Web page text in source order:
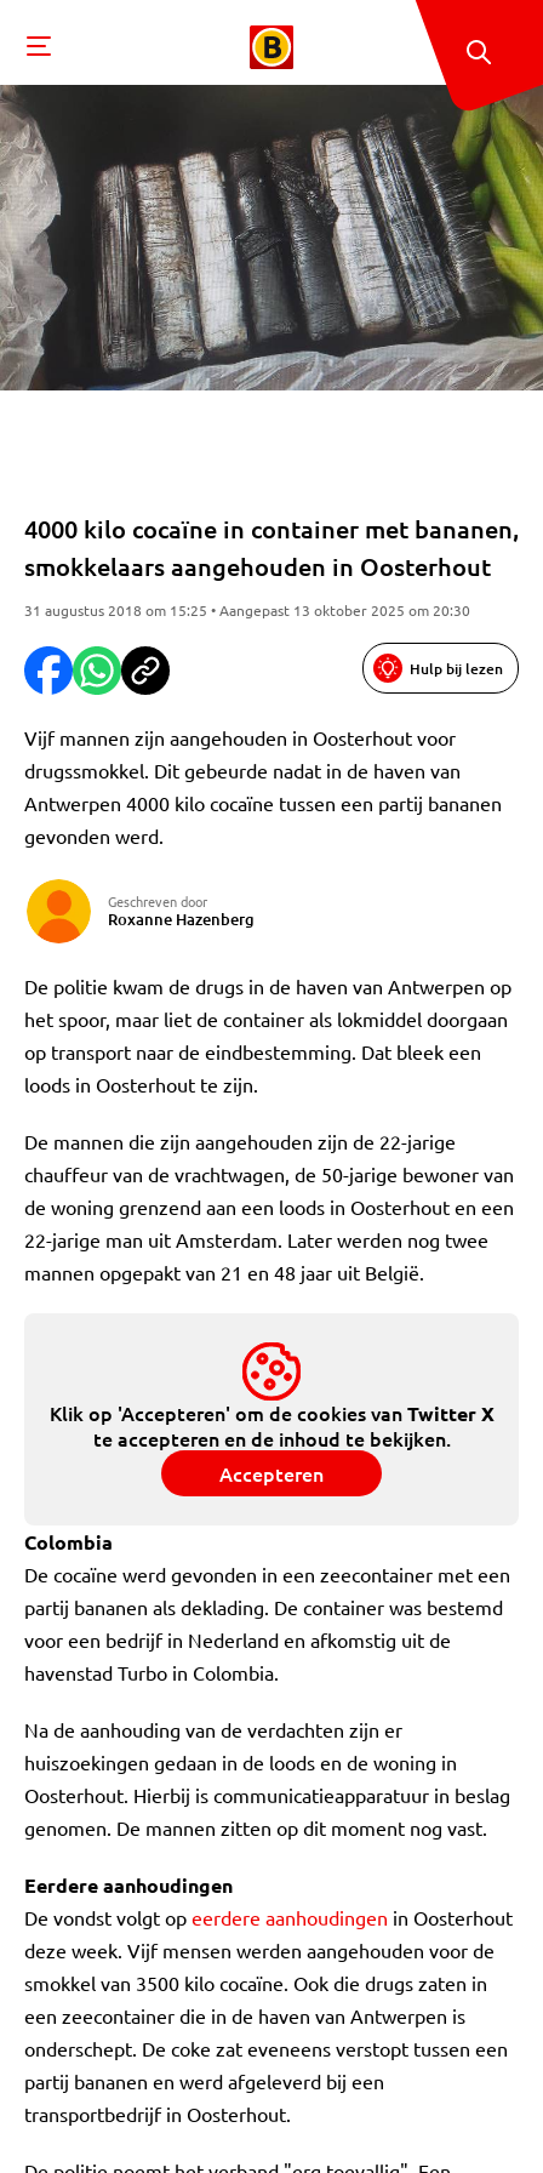
4000 kilo cocaïne in container met bananen,
smokkelaars aangehouden in Oosterhout
31 augustus 2018 om 15:25 • Aangepast 13 oktober 2025 om 20:30
Hulp bij lezen
Vijf mannen zijn aangehouden in Oosterhout voor
drugssmokkel. Dit gebeurde nadat in de haven van
Antwerpen 4000 kilo cocaïne tussen een partij bananen
gevonden werd.
Geschreven door
Roxanne Hazenberg
De politie kwam de drugs in de haven van Antwerpen op
het spoor, maar liet de container als lokmiddel doorgaan
op transport naar de eindbestemming. Dat bleek een
loods in Oosterhout te zijn.
De mannen die zijn aangehouden zijn de 22-jarige
chauffeur van de vrachtwagen, de 50-jarige bewoner van
de woning grenzend aan een loods in Oosterhout en een
22-jarige man uit Amsterdam. Later werden nog twee
mannen opgepakt van 21 en 48 jaar uit België.
Klik op 'Accepteren' om de cookies vanTwitter X
te accepteren en de inhoud te bekijken.
Accepteren
Colombia
De cocaïne werd gevonden in een zeecontainer met een
partij bananen als deklading. De container was bestemd
voor een bedrijf in Nederland en afkomstig uit de
havenstad Turbo in Colombia.
Na de aanhouding van de verdachten zijn er
huiszoekingen gedaan in de loods en de woning in
Oosterhout. Hierbij is communicatieapparatuur in beslag
genomen. De mannen zitten op dit moment nog vast.
Eerdere aanhoudingen
De vondst volgt op eerdere aanhoudingen in Oosterhout
deze week. Vijf mensen werden aangehouden voor de
smokkel van 3500 kilo cocaïne. Ook die drugs zaten in
een zeecontainer die in de haven van Antwerpen is
onderschept. De coke zat eveneens verstopt tussen een
partij bananen en werd afgeleverd bij een
transportbedrijf in Oosterhout.